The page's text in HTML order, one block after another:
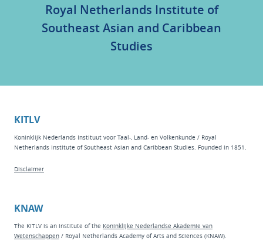
Royal Netherlands Institute of
Southeast Asian and Caribbean
Studies
KITLV
Koninklijk Nederlands Instituut voor Taal-, Land- en Volkenkunde / Royal
Netherlands Institute of Southeast Asian and Caribbean Studies. Founded in 1851.
Disclaimer
KNAW
The KITLV is an institute of the Koninklijke Nederlandse Akademie van
Wetenschappen / Royal Netherlands Academy of Arts and Sciences (KNAW).